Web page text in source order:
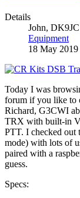
Details
John,
Equipment
18 May 2019
Today I was
forum if you like to
Richard, G3CWI
TRX with built-in
PTT. I checked out
mode) with lots of
paired with a
guess.
Specs: